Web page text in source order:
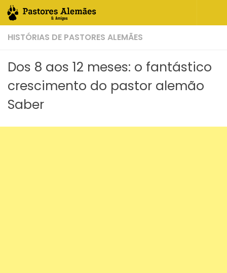
Skip to content
HISTÓRIAS DE PASTORES ALEMÃES
Dos 8 aos 12 meses: o fantástico
crescimento do pastor alemão
Saber